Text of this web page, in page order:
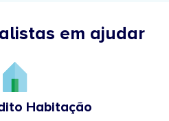
em ajudar
Habitação